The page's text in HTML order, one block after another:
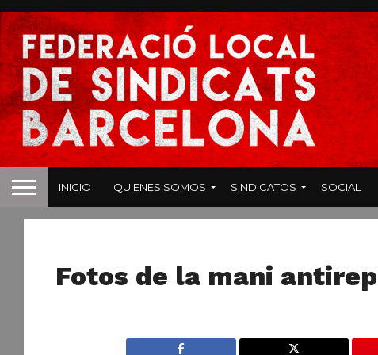
INICIO QUIENES SOMOS SINDICATOS SOCIAL
Fotos de la mani